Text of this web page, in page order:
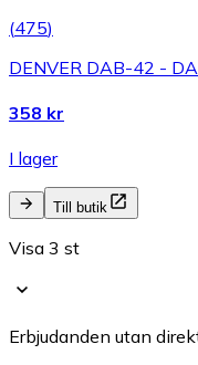
(475)
DENVER DAB-42 -
358 kr
I lager
Till butik
Visa 3 st
Erbjudanden utan